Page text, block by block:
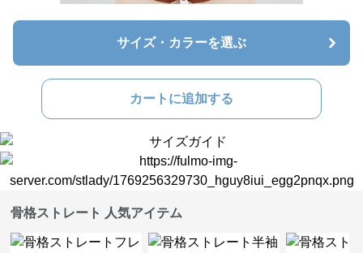
サイズ・カラーを選ぶ
カートに追加する
骨格ストレート 人気アイテム